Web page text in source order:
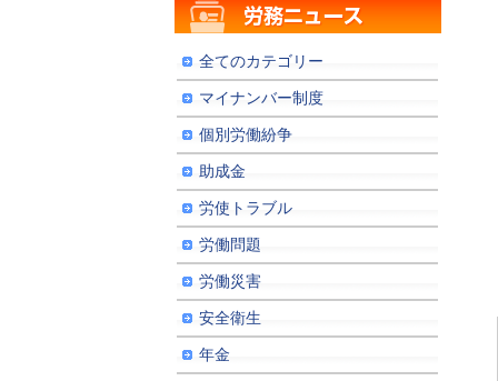
全てのカテゴリー
マイナンバー制度
個別労働紛争
助成金
労使トラブル
労働問題
労働災害
安全衛生
年金